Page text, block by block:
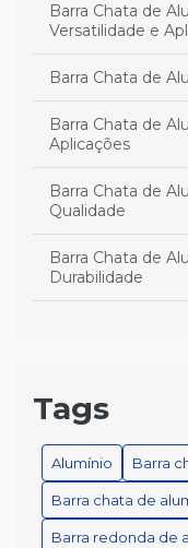
Barra Chata de
Versatilidade e
Barra Chata de
Barra Chata de
Aplicações
Barra Chata de
Qualidade
Barra Chata de
Durabilidade
projetos
Barra chata de
para seu projeto
Tags
Alumínio Barra
Barra chata de
Barra redonda de